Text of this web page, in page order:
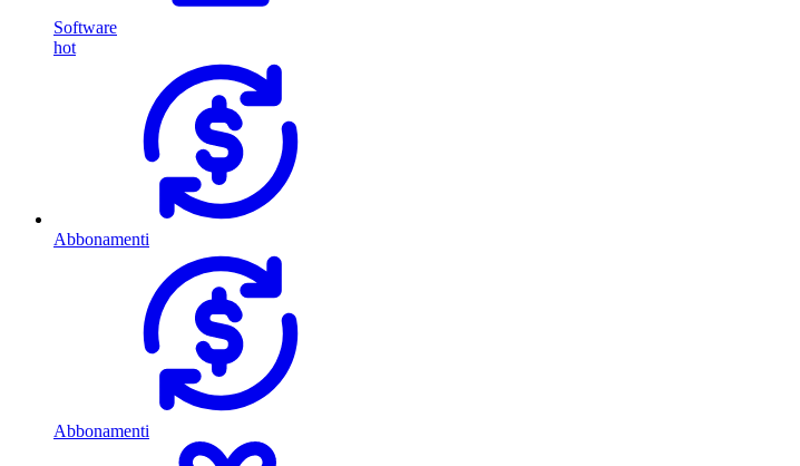
Software
hot
Abbonamenti
Abbonamenti